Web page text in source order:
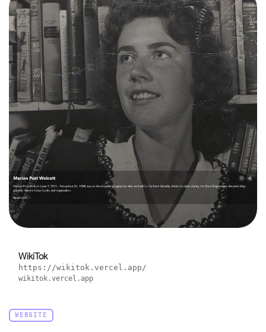
WikiTok
https://wikitok.vercel.app/
wikitok.vercel.app
WEBSITE